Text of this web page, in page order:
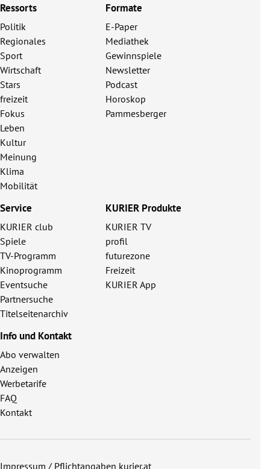
Ressorts
Politik
Regionales
Sport
Wirtschaft
Stars
freizeit
Fokus
Leben
Kultur
Meinung
Klima
Mobilität
Formate
E-Paper
Mediathek
Gewinnspiele
Newsletter
Podcast
Horoskop
Pammesberger
Service
KURIER club
Spiele
TV-Programm
Kinoprogramm
Eventsuche
Partnersuche
Titelseitenarchiv
KURIER Produkte
KURIER TV
profil
futurezone
Freizeit
KURIER App
Info und Kontakt
Abo verwalten
Anzeigen
Werbetarife
FAQ
Kontakt
Impressum / Pflichtangaben kurier.at